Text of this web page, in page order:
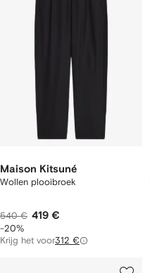
Maison Kitsuné
Wollen plooibroek
540 € 419 €
-20%
Krijg het voor312 €